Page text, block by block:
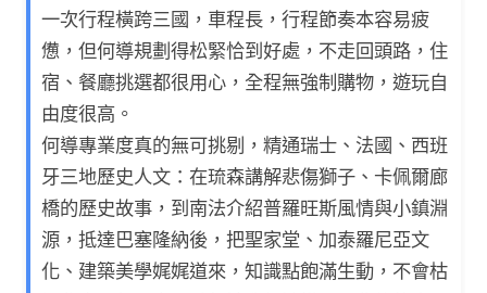
一次行程橫跨三國，車程長，行程節奏本容易疲
憊，但何導規劃得松緊恰到好處，不走回頭路，住
宿、餐廳挑選都很用心，全程無強制購物，遊玩自
由度很高。
何導專業度真的無可挑剔，精通瑞士、法國、西班
牙三地歷史人文：在琉森講解悲傷獅子、卡佩爾廊
橋的歷史故事，到南法介紹普羅旺斯風情與小鎮淵
源，抵達巴塞隆納後，把聖家堂、加泰羅尼亞文
化、建築美學娓娓道來，知識點飽滿生動，不會枯